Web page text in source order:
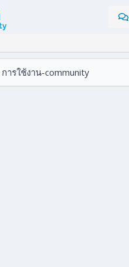
การใช้งาน-community